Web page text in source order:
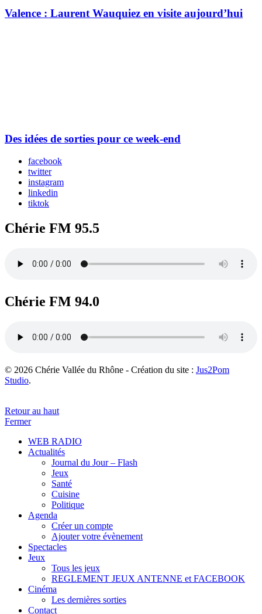
Valence : Laurent Wauquiez en visite aujourd’hui
Des idées de sorties pour ce week-end
facebook
twitter
instagram
linkedin
tiktok
Chérie FM 95.5
Chérie FM 94.0
© 2026 Chérie Vallée du Rhône - Création du site : Jus2Pom
Studio.
Retour au haut
Fermer
WEB RADIO
Actualités
Journal du Jour – Flash
Jeux
Santé
Cuisine
Politique
Agenda
Créer un compte
Ajouter votre évènement
Spectacles
Jeux
Tous les jeux
REGLEMENT JEUX ANTENNE et FACEBOOK
Cinéma
Les dernières sorties
Contact